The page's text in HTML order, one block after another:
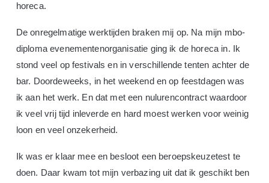
horeca.
De onregelmatige werktijden braken mij op. Na mijn mbo-
diploma evenementenorganisatie ging ik de horeca in. Ik
stond veel op festivals en in verschillende tenten achter de
bar. Doordeweeks, in het weekend en op feestdagen was
ik aan het werk. En dat met een nulurencontract waardoor
ik veel vrij tijd inleverde en hard moest werken voor weinig
loon en veel onzekerheid.
Ik was er klaar mee en besloot een beroepskeuzetest te
doen. Daar kwam tot mijn verbazing uit dat ik geschikt ben